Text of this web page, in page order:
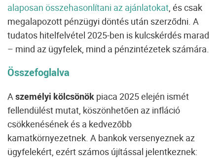
alaposan összehasonlítani az ajánlatokat , és csak
megalapozott pénzügyi döntés után szerződni. A
tudatos hitelfelvétel 2025-ben is kulcskérdés marad
– mind az ügyfelek, mind a pénzintézetek számára.
Összefoglalva
A személyi kölcsönök piaca 2025 elején ismét
fellendülést mutat, köszönhetően az infláció
csökkenésének és a kedvezőbb
kamatkörnyezetnek. A bankok versenyeznek az
ügyfelekért, ezért számos újítással jelentkeznek: